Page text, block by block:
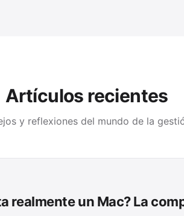
Artículos recientes
y reflexiones del mundo de la
realmente un Mac? La